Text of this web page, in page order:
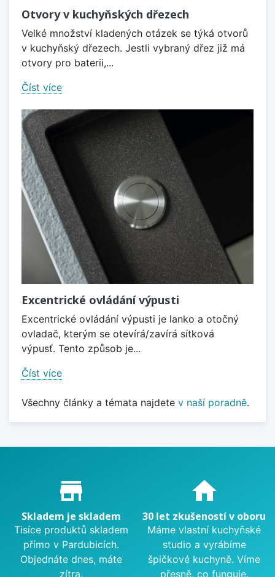
Otvory v kuchyňských dřezech
Velké množství kladených otázek se týká otvorů
v kuchyňský dřezech. Jestli vybraný dřez již má
otvory pro baterii,...
Číst více
Excentrické ovládání výpusti
Excentrické ovládání výpusti je lanko a otočný
ovladač, kterým se otevírá/zavírá sítková
výpusť. Tento způsob je...
Číst více
Všechny články a témata najdete v naší poradně.
Proč nakupovat u nás?
store_mall_directory
Skladem je skladem
Tisíce produktů skladem
přímo v Pardubicích.
Objednáte dnes, máte
zítra.
home
30 let zkušeností v oboru
Máme vlastní kuchyňské
studio a vyrábíme
špičkové kuchyně. Víme
přesně, co funguje.